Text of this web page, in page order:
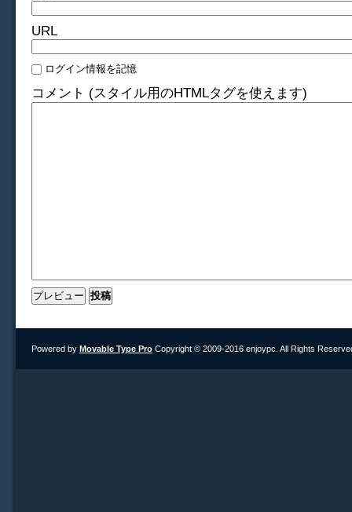
URL
ログイン情報を記憶
コメント (スタイル用のHTMLタグを使えます)
Powered by Movable Type Pro Copyright © 2009-2016 enjoypc. All Rights